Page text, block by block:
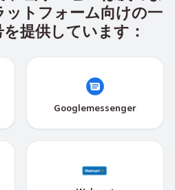
トフォーム向けの一
提供しています：
Googlemessenger